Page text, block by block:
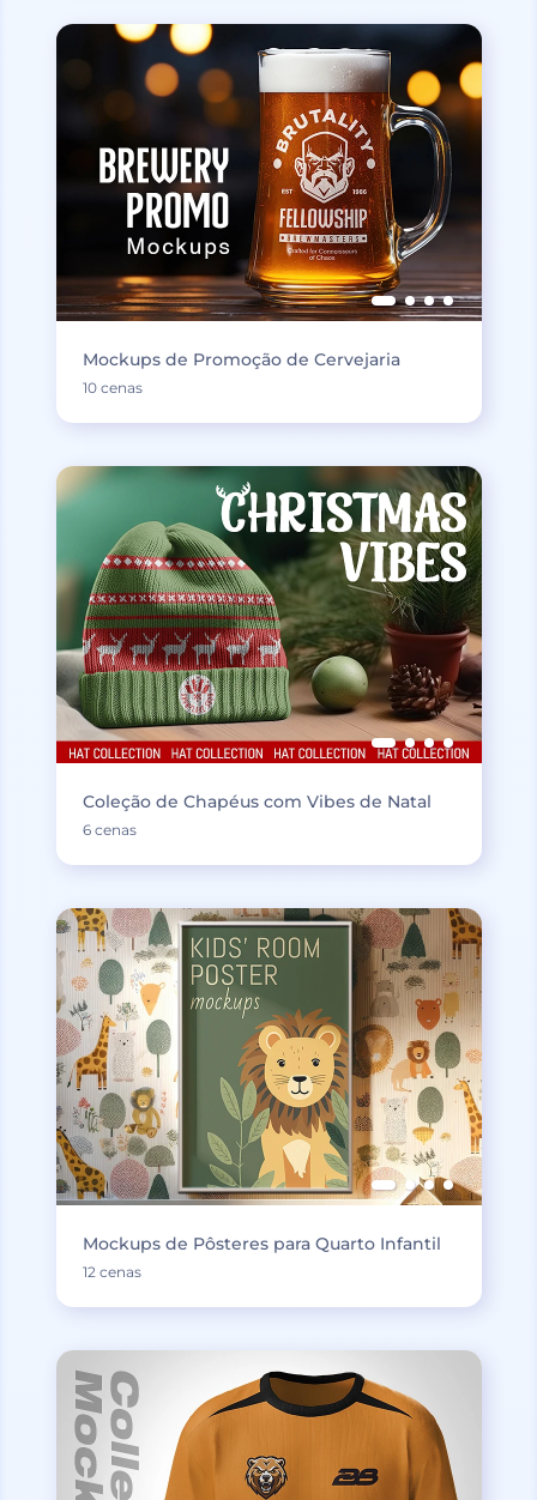
Mockups de Promoção de Cervejaria
10 cenas
Coleção de Chapéus com Vibes de Natal
6 cenas
Mockups de Pôsteres para Quarto Infantil
12 cenas